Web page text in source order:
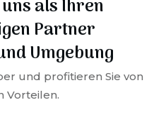
als Ihren
Partner
Umgebung
und profitieren Sie von
Vorteilen.